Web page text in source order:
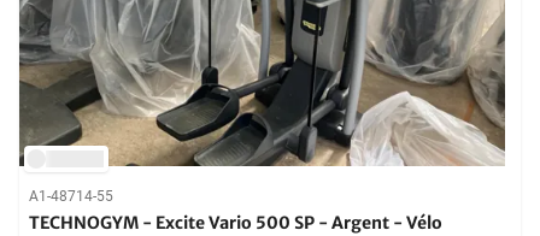
A1-48714-55
TECHNOGYM - Excite Vario 500 SP - Argent - Vélo